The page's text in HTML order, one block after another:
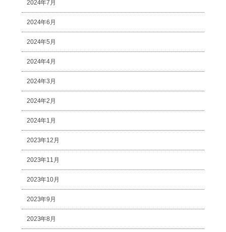
2024年7月
2024年6月
2024年5月
2024年4月
2024年3月
2024年2月
2024年1月
2023年12月
2023年11月
2023年10月
2023年9月
2023年8月